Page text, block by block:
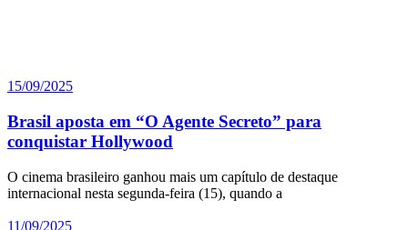
15/09/2025
Brasil aposta em “O Agente Secreto” para
conquistar Hollywood
O cinema brasileiro ganhou mais um capítulo de destaque
internacional nesta segunda-feira (15), quando a
11/09/2025